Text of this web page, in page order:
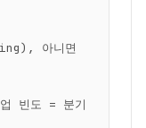
아니면
빈도 = 분기